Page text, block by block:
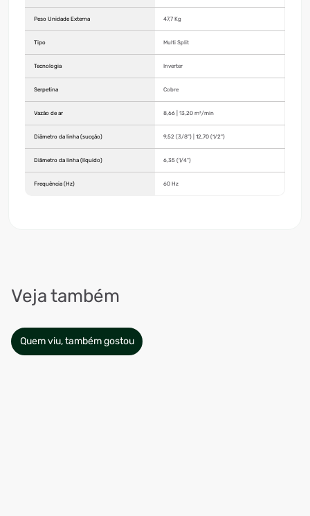
Peso Unidade Externa 47,7 Kg
Tipo Multi Split
Tecnologia Inverter
Serpetina Cobre
Vazão de ar 8,66 | 13,20 m³/min
Diâmetro da linha (sucção) 9,52 (3/8") | 12,70 (1/2")
Diâmetro da linha (líquido) 6,35 (1/4")
Frequência (Hz) 60 Hz
Veja também
Quem viu, também gostou